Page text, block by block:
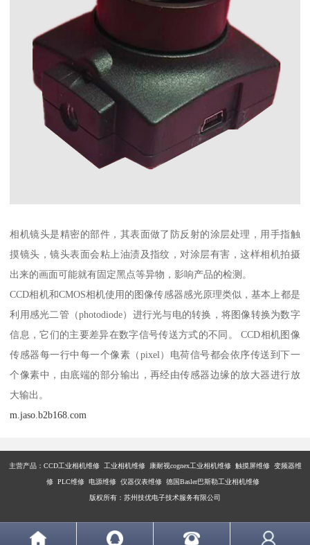
相机镜头是精密的部件，其表面做了防反射的涂层处理，用手指触
摸镜头，镜头表面会粘上油渍及指纹，对涂层有害，这样相机拍摄
出来的画面可能就有固定黑点等异物，影响产品的检测。
CCD相机和CMOS相机使用的图像传感器感光原理类似，基本上都是
利用感光二管（photodiode）进行光与电的转换，将图像转换为数字
信息，它们的主要差异在数字信号传送方式的不同。 CCD相机图像
传感器每一行中每一个像素（pixel）电荷信号都会依序传送到下一
个像素中，由底端的部分输出，再经由传感器边缘的放大器进行放
大输出。
m.jaso.b2b168.com
主营产品： CCD工业相机维修 工业相机维修 康耐视cognex工业相机维修 触摸屏维修 变频器维
修 PLC维修 电源维修 仪器仪表维修 德国Basler巴斯勒工业相机维修
版权所有：苏州技优电子技术服务有限公司